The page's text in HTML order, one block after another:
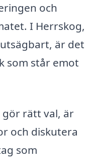
och
I Herrskog,
är det
som står emot
gör rätt val, är
och diskutera
som